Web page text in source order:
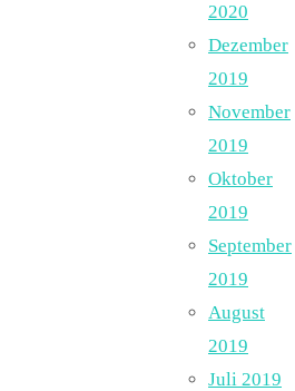
2020
Dezember
2019
November
2019
Oktober
2019
September
2019
August
2019
Juli 2019